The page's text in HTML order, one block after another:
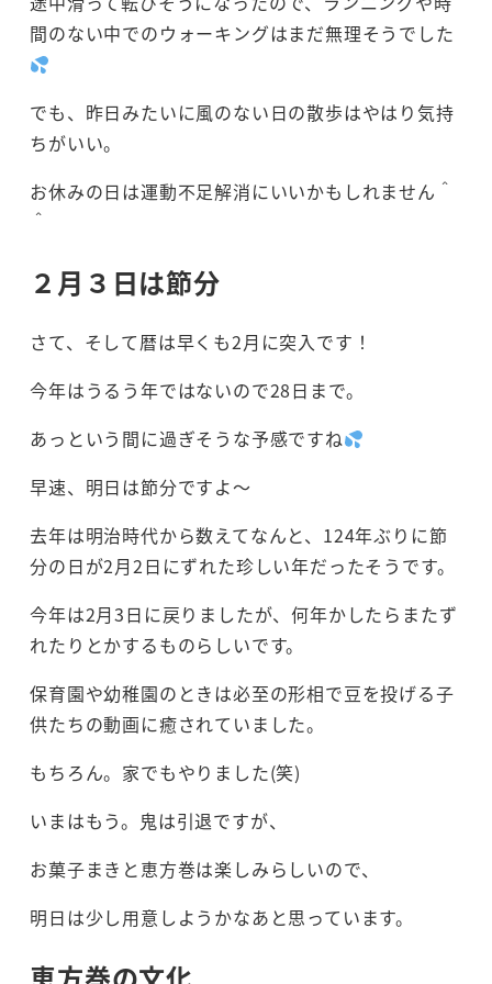
間のない中でのウォーキングはまだ無理そうでした
でも、昨日みたいに風のない日の散歩はやはり気持
ちがいい。
お休みの日は運動不足解消にいいかもしれません＾
＾
２月３日は節分
さて、そして暦は早くも2月に突入です！
今年はうるう年ではないので28日まで。
あっという間に過ぎそうな予感ですね
早速、明日は節分ですよ～
去年は明治時代から数えてなんと、124年ぶりに節
分の日が2月2日にずれた珍しい年だったそうです。
今年は2月3日に戻りましたが、何年かしたらまたず
れたりとかするものらしいです。
保育園や幼稚園のときは必至の形相で豆を投げる子
供たちの動画に癒されていました。
もちろん。家でもやりました(笑)
いまはもう。鬼は引退ですが、
お菓子まきと恵方巻は楽しみらしいので、
明日は少し用意しようかなあと思っています。